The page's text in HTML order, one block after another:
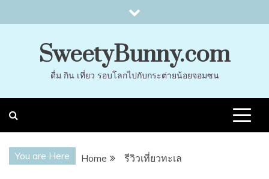
to
SweetyBunny.com
ดื่ม กิน เที่ยว รอบโลกไปกับกระต่ายน้อยจอมซน
You are Here Home รีวิวเที่ยวทะเล